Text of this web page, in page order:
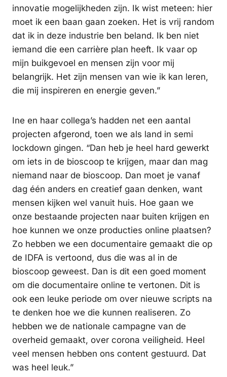
innovatie mogelijkheden zijn. Ik wist meteen: hier
moet ik een baan gaan zoeken. Het is vrij random
dat ik in deze industrie ben beland. Ik ben niet
iemand die een carrière plan heeft. Ik vaar op
mijn buikgevoel en mensen zijn voor mij
belangrijk. Het zijn mensen van wie ik kan leren,
die mij inspireren en energie geven.”
Ine en haar collega’s hadden net een aantal
projecten afgerond, toen we als land in semi
lockdown gingen. “Dan heb je heel hard gewerkt
om iets in de bioscoop te krijgen, maar dan mag
niemand naar de bioscoop. Dan moet je vanaf
dag één anders en creatief gaan denken, want
mensen kijken wel vanuit huis. Hoe gaan we
onze bestaande projecten naar buiten krijgen en
hoe kunnen we onze producties online plaatsen?
Zo hebben we een documentaire gemaakt die op
de IDFA is vertoond, dus die was al in de
bioscoop geweest. Dan is dit een goed moment
om die documentaire online te vertonen. Dit is
ook een leuke periode om over nieuwe scripts na
te denken hoe we die kunnen realiseren. Zo
hebben we de nationale campagne van de
overheid gemaakt, over corona veiligheid. Heel
veel mensen hebben ons content gestuurd. Dat
was heel leuk.”